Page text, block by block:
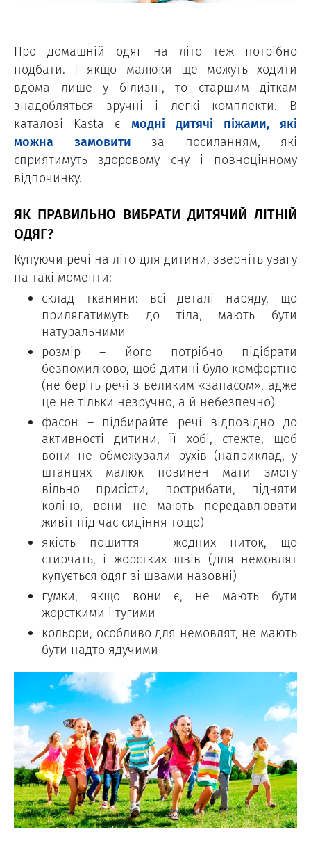
Про домашній одяг на літо теж потрібно
подбати. І якщо малюки ще можуть ходити
вдома лише у білизні, то старшим діткам
знадобляться зручні і легкі комплекти. В
каталозі Kasta є модні дитячі піжами, які
можна замовити за посиланням, які
сприятимуть здоровому сну і повноцінному
відпочинку.
ЯК ПРАВИЛЬНО ВИБРАТИ ДИТЯЧИЙ ЛІТНІЙ
ОДЯГ?
Купуючи речі на літо для дитини, зверніть увагу
на такі моменти:
склад тканини: всі деталі наряду, що
прилягатимуть до тіла, мають бути
натуральними
розмір – його потрібно підібрати
безпомилково, щоб дитині було комфортно
(не беріть речі з великим «запасом», адже
це не тільки незручно, а й небезпечно)
фасон – підбирайте речі відповідно до
активності дитини, її хобі, стежте, щоб
вони не обмежували рухів (наприклад, у
штанцях малюк повинен мати змогу
вільно присісти, пострибати, підняти
коліно, вони не мають передавлювати
живіт під час сидіння тощо)
якість пошиття – жодних ниток, що
стирчать, і жорстких швів (для немовлят
купується одяг зі швами назовні)
гумки, якщо вони є, не мають бути
жорсткими і тугими
кольори, особливо для немовлят, не мають
бути надто ядучими